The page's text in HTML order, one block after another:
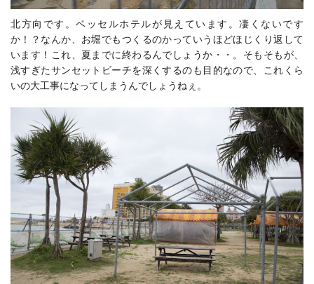
北方向です。ベッセルホテルが見えています。凄くないです
か！？なんか、お堀でもつくるのかっていうほどほじくり返して
います！これ、夏までに終わるんでしょうか・・。そもそもが、
浅すぎたサンセットビーチを深くするのも目的なので、これくら
いの大工事になってしまうんでしょうねぇ。